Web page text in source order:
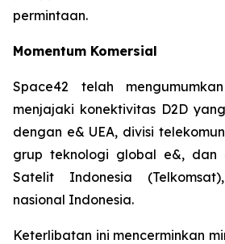
permintaan.
Momentum Komersial
Space42 telah
menjajaki konektivitas D2D
dengan e& UEA, divisi
grup teknologi global e&, dan
Satelit Indonesia
nasional Indonesia.
Keterlibatan ini mencerminkan